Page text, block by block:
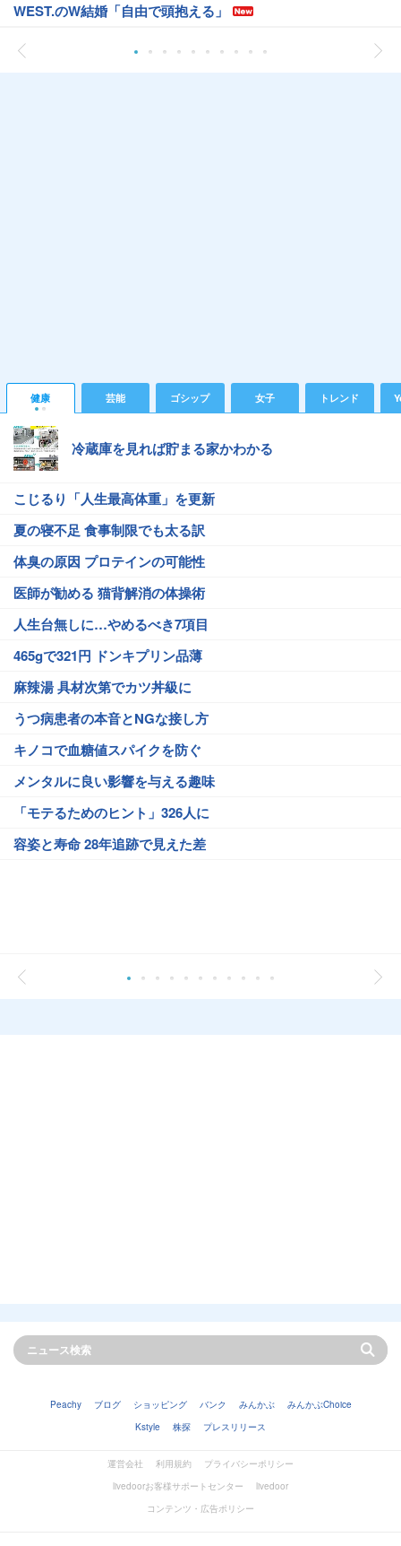
WEST.のW結婚「自由で頭抱える」
健康 芸能 ゴシップ 女子 トレンド
冷蔵庫を見れば貯まる家かわかる
こじるり「人生最高体重」を更新
夏の寝不足 食事制限でも太る訳
体臭の原因 プロテインの可能性
医師が勧める 猫背解消の体操術
人生台無しに…やめるべき7項目
465gで321円 ドンキプリン品薄
麻辣湯 具材次第でカツ丼級に
うつ病患者の本音とNGな接し方
キノコで血糖値スパイクを防ぐ
メンタルに良い影響を与える趣味
「モテるためのヒント」326人に
容姿と寿命 28年追跡で見えた差
Peachy ブログ ショッピング バンク みんかぶ
みんかぶChoice
Kstyle
株探 プレスリリース
運営会社 利用規約
プライバシーポリシー
livedoorお客様サポートセンター
livedoor
コンテンツ・広告ポリシー